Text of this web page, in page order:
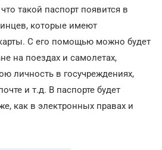
такой паспорт появится в
которые имеют
С его помощью можно будет
на поездах и самолетах,
личность в госучреждениях,
и т.д. В паспорте будет
как в электронных правах и